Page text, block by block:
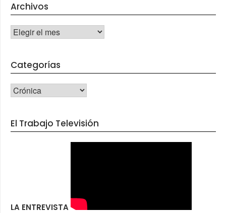
Archivos
Archivos
Categorías
CATEGORÍAS
El Trabajo Televisión
LA ENTREVISTA